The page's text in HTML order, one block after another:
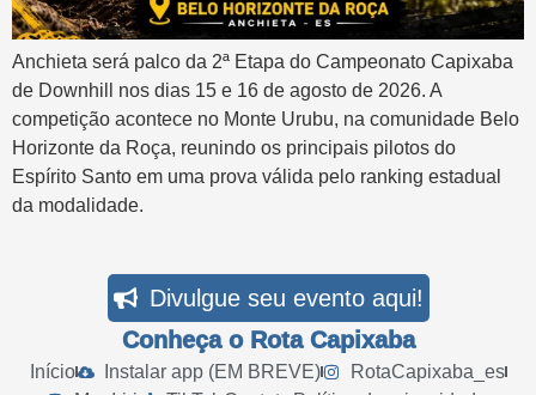
Anchieta será palco da 2ª Etapa do Campeonato Capixaba
de Downhill nos dias 15 e 16 de agosto de 2026. A
competição acontece no Monte Urubu, na comunidade Belo
Horizonte da Roça, reunindo os principais pilotos do
Espírito Santo em uma prova válida pelo ranking estadual
da modalidade.
Divulgue seu evento aqui!
Conheça o Rota Capixaba
Início Instalar app (EM BREVE)
RotaCapixaba_es